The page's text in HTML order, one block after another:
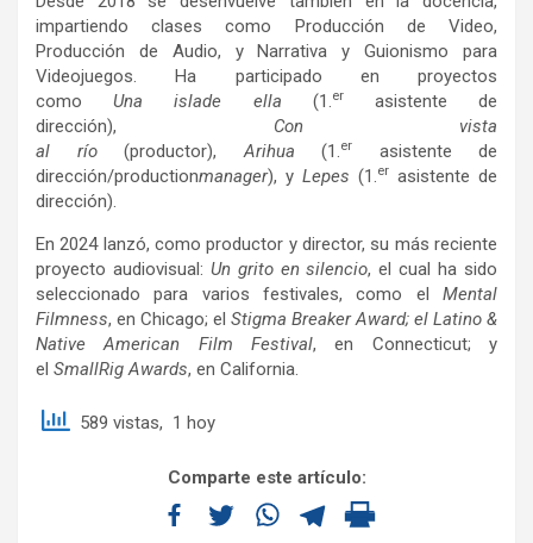
impartiendo clases como Producción de Video,
Producción de Audio, y Narrativa y Guionismo para
Videojuegos. Ha participado en proyectos
comoUna islade ella (1.erasistente de
dirección), Con
vista
al
río(productor),Arihua (1.er
asistente de
dirección/productionmanager), y Lepes (1.er asistente de
dirección).
En 2024 lanzó, como productor y director, su más reciente
proyecto audiovisual: Un grito en silencio, el cual ha sido
seleccionado para varios festivales, como el Mental
Filmness, en Chicago; el Stigma Breaker Award; el Latino &
Native American Film Festival, en Connecticut; y
el SmallRig Awards, en California.
589 vistas, 1 hoy
Comparte este artículo: